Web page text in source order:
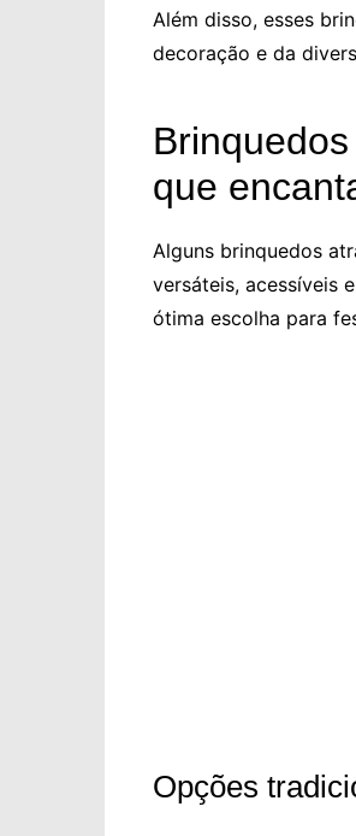
Além disso, esses
decoração e da
que
Alguns brinquedos
versáteis, acessíveis
ótima escolha para
Opções